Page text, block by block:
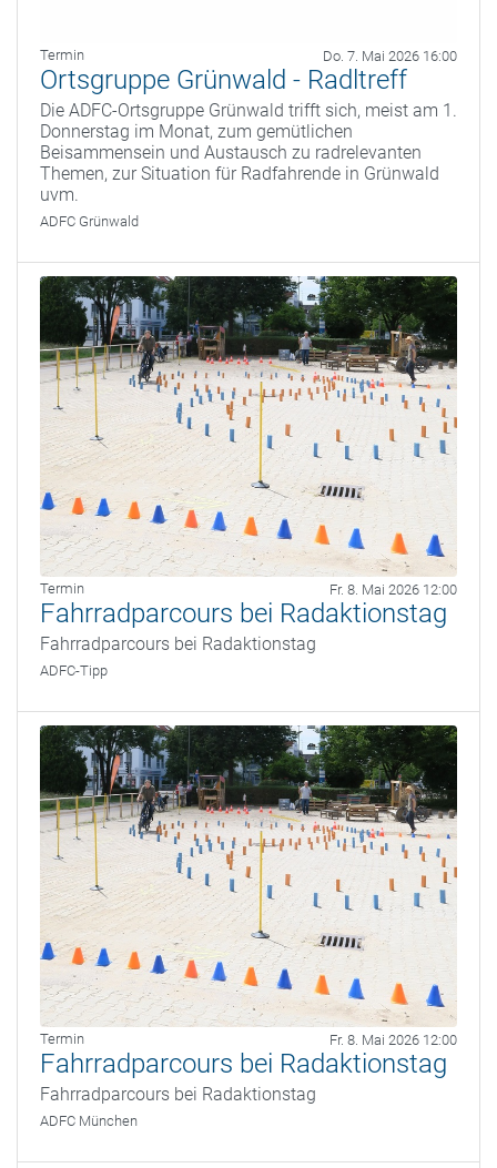
Termin Do. 7. Mai 2026 16:00
Ortsgruppe Grünwald - Radltreff
Die ADFC-Ortsgruppe Grünwald trifft sich, meist am 1.
Donnerstag im Monat, zum gemütlichen
Beisammensein und Austausch zu radrelevanten
Themen, zur Situation für Radfahrende in Grünwald
uvm.
ADFC Grünwald
Termin Fr. 8. Mai 2026 12:00
Fahrradparcours bei Radaktionstag
Fahrradparcours bei Radaktionstag
ADFC-Tipp
Termin Fr. 8. Mai 2026 12:00
Fahrradparcours bei Radaktionstag
Fahrradparcours bei Radaktionstag
ADFC München